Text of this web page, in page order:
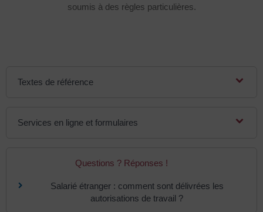
soumis à des règles particulières.
Textes de référence
Services en ligne et formulaires
Questions ? Réponses !
Salarié étranger : comment sont délivrées les
autorisations de travail ?